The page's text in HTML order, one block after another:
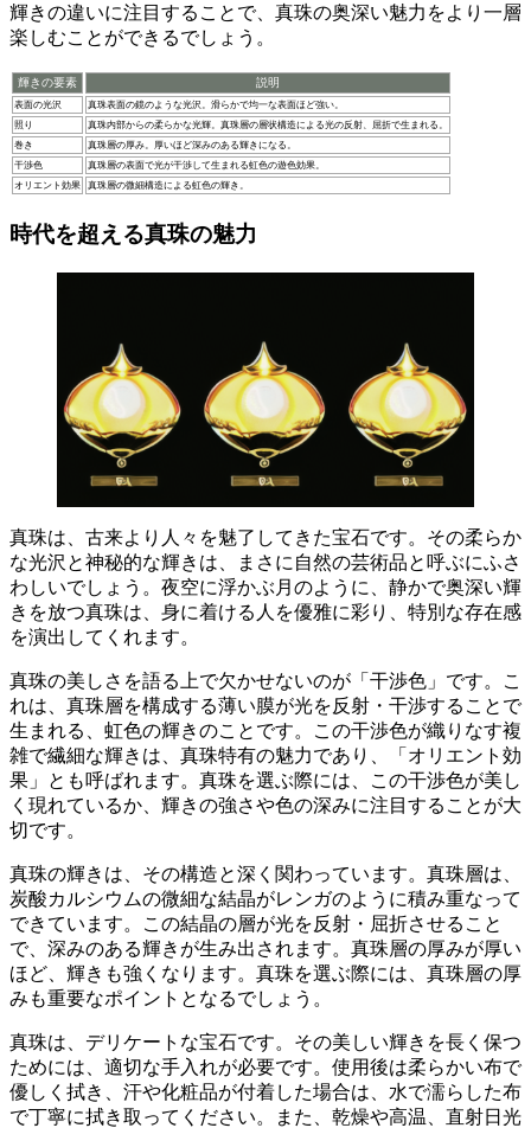
輝きの違いに注目することで、真珠の奥深い魅力をより一層
楽しむことができるでしょう。
輝きの要素 説明
表面の光沢
真珠表面の鏡のような光沢。滑らかで均一な表面ほど強い。
照り
真珠内部からの柔らかな光輝。真珠層の層状構造による光の反射、屈折で生まれる。
巻き
真珠層の厚み。厚いほど深みのある輝きになる。
干渉色
真珠層の表面で光が干渉して生まれる虹色の遊色効果。
オリエント効果
真珠層の微細構造による虹色の輝き。
時代を超える真珠の魅力
真珠は、古来より人々を魅了してきた宝石です。 その柔らか
な光沢と神秘的な輝きは、まさに自然の芸術品と呼ぶにふさ
わしいでしょう。夜空に浮かぶ月のように、静かで奥深い輝
きを放つ真珠は、身に着ける人を優雅に彩り、特別な存在感
を演出してくれます。
真珠の美しさを語る上で欠かせないのが 「干渉色」 です。こ
れは、真珠層を構成する薄い膜が光を反射・干渉することで
生まれる、虹色の輝きのことです。この干渉色が織りなす複
雑で繊細な輝きは、真珠特有の魅力であり、
「オリエント効
果」
とも呼ばれます。真珠を選ぶ際には、この干渉色が美し
く現れているか、 輝きの強さや色の深みに注目することが大
切です。
真珠の輝きは、その構造と深く関わっています。真珠層は、
炭酸カルシウムの微細な結晶がレンガのように積み重なって
できています。この結晶の層が光を反射・屈折させること
で、深みのある輝きが生み出されます。 真珠層の厚みが厚い
ほど、輝きも強くなります。真珠を選ぶ際には、真珠層の厚
みも重要なポイントとなるでしょう。
真珠は、 デリケートな宝石です。その美しい輝きを長く保つ
ためには、 適切な手入れが必要です。使用後は柔らかい布で
優しく拭き、汗や化粧品が付着した場合は、水で濡らした布
で丁寧に拭き取ってください。また、乾燥や高温、直射日光